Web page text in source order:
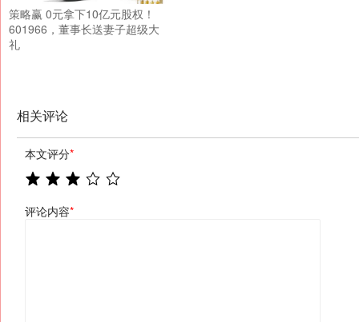
策略赢 0元拿下10亿元股权！
601966，董事长送妻子超级大
礼
相关评论
本文评分*
评论内容*